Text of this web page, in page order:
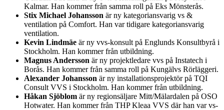
Kalmar. Han kommer från samma roll på Eks Mönsterås.
Stix Michael Johansson är ny kategoriansvarig vs &
ventilation på Comfort. Han var tidigare kategoriansvarig
ventilation.
Kevin Lindmäe är ny vvs-konsult på Englunds Konsultbyrå i
Stockholm. Han kommer från utbildning.
Magnus Andersson är ny projektledare vvs på Instatech i
Borås. Han kommer från samma roll på Kungälvs Rörläggeri.
Alexander Johansson är ny installationsprojektör på TQI
Consult VVS i Stockholm. Han kommer från utbildning.
Håkan Sjöblom är ny regionsäljare Mitt/Mälardalen på OSO
Hotwater. Han kommer från THP Kleaa VVS där han var vs-